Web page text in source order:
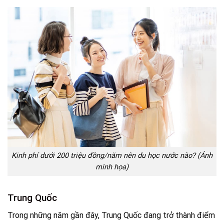
Kinh phí dưới 200 triệu đồng/năm nên du học nước nào? (Ảnh
minh họa)
Trung Quốc
Trong những năm gần đây, Trung Quốc đang trở thành điểm